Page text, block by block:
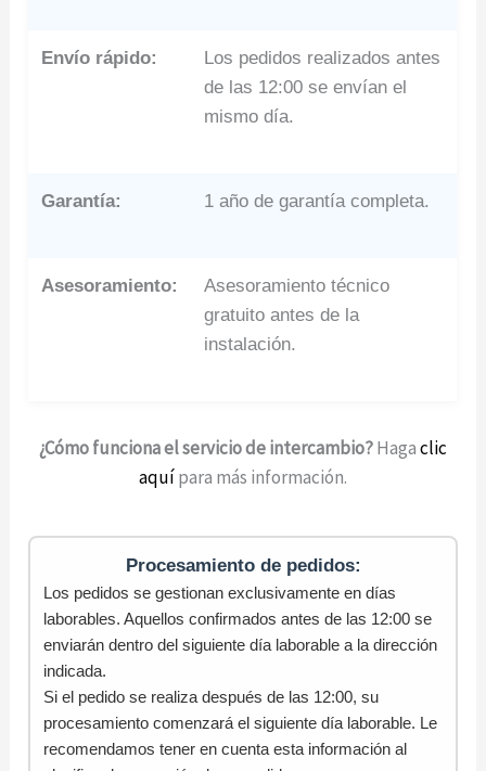
Envío rápido:
Los pedidos realizados antes
de las 12:00 se envían el
mismo día.
Garantía: 1 año de garantía completa.
Asesoramiento:
Asesoramiento técnico
gratuito antes de la
instalación.
¿Cómo funciona el servicio de intercambio?Hagaclic
aquípara más información.
Procesamiento de pedidos:
Los pedidos se gestionan exclusivamente en días
laborables. Aquellos confirmados antes de las 12:00 se
enviarán dentro del siguiente día laborable a la dirección
indicada.
Si el pedido se realiza después de las 12:00, su
procesamiento comenzará el siguiente día laborable. Le
recomendamos tener en cuenta esta información al